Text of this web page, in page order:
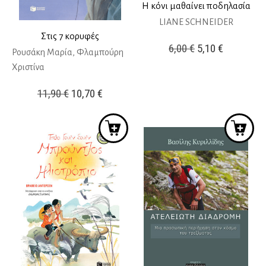
Στις 7 κορυφές
Ρουσάκη Μαρία, Φλαμπούρη
Χριστίνα
11,90€ Original
11,90 €.
10,70 €Η
τιμή
είναι:
10,70 €.
Η κόνι μαθαίνει ποδηλασία
LIANE SCHNEIDER
6,00€ Original
5,10€
5,10 €.